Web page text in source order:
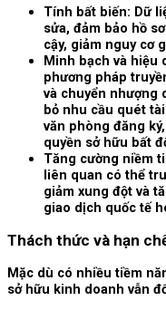
Tính bất biến: Dữ
sửa, đảm bảo hồ
cậy, giảm nguy cơ
Minh bạch và hiệu
phương pháp
và chuyển nhượng
bỏ nhu cầu quét
văn phòng đăng
quyền sở hữu bất
Tăng cường niềm
liên quan có thể
giảm xung đột và
giao dịch quốc tế
Thách thức và hạn
Mặc dù có nhiều tiềm
sở hữu kinh doanh vẫn